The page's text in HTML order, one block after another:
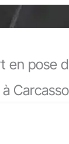
en pose
à